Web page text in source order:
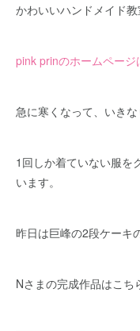
かわいいハンドメイド教
pink prinのホームページ
急に寒くなって、いきな
1回しか着ていない服を
います。
昨日は巨峰の2段ケーキ
Nさまの完成作品はこち